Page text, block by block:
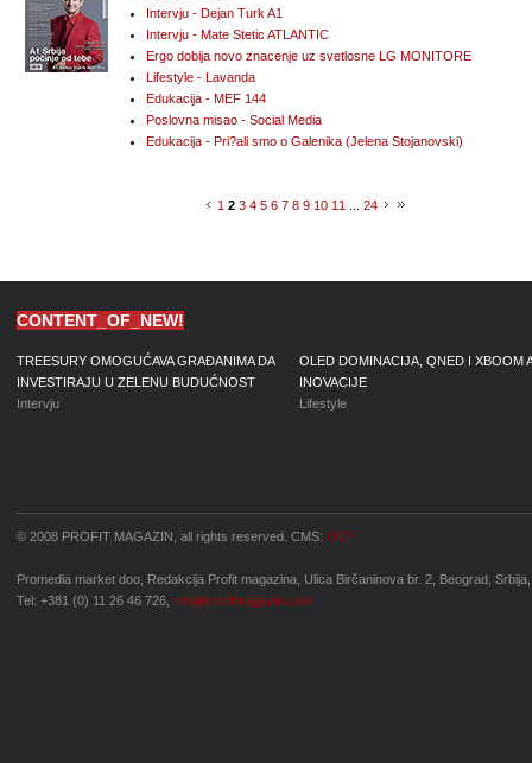
Intervju - Dejan Turk A1
Intervju - Mate Stetic ATLANTIC
Ergo dobija novo znacenje uz svetlosne LG MONITORE
Lifestyle - Lavanda
Edukacija - MEF 144
Poslovna misao - Social Media
Edukacija - Pri?ali smo o Galenika (Jelena Stojanovski)
1 2 3 4 5 6 7 8 9 10 11 24
CONTENT_OF_NEW!
TREESURY OMOGUĆAVA GRAĐANIMA DA
INVESTIRAJU U ZELENU BUDUĆNOST
Intervju
OLED DOMINACIJA, QNED I XBOOM
INOVACIJE
Lifestyle
© 2008 PROFIT MAGAZIN, all rights reserved. CMS: OCP
Promedia market doo, Redakcija Profit magazina, Ulica Birčaninova br. 2, Beograd, Srbija,
Tel: +381 (0) 11 26 46 726, info@profitmagazin.com